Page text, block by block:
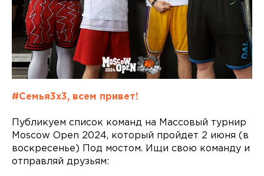
#Семья3х3, всем привет!
Публикуем список команд на Массовый турнир
Moscow Open 2024, который пройдет 2 июня (в
воскресенье) Под мостом. Ищи свою команду и
отправляй друзьям: